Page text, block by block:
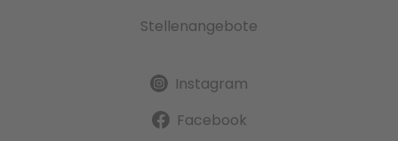
Stellenangebote
Instagram
Facebook